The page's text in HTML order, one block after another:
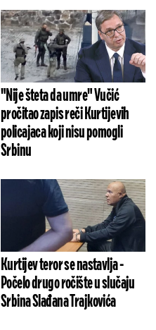
"Nije šteta da umre" Vučić
pročitao zapis reči Kurtijevih
policajaca koji nisu pomogli
Srbinu
Kurtijev teror se nastavlja -
Počelo drugo ročište u slučaju
Srbina Slađana Trajkovića